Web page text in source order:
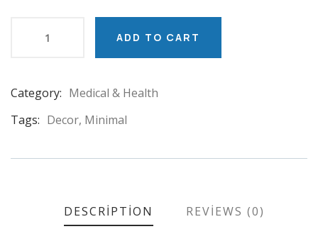
ADD TO CART
Category: Medical & Health
Tags: Decor, Minimal
DESCRIPTION REVIEWS (0)